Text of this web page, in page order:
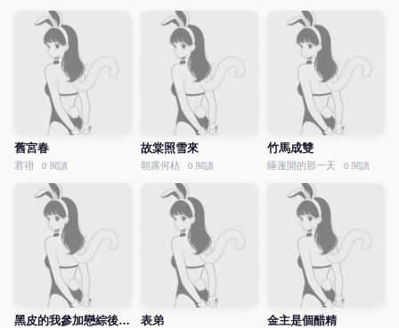
舊宮春
君祤 0 閱讀
故棠照雪來
朝露何枯 0 閱讀
竹馬成雙
睡蓮開的那一天 0 閱讀
黑皮的我參加戀綜後爆紅了 表弟 金主是個醋精